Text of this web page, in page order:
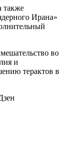
Ирана»
во
и
терактов в